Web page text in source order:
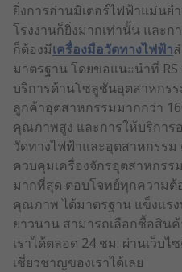
ยิ่งการอ่านมิเตอร์ไฟฟ้าแม่นย
โรงงานก็ยิ่งมากเท่านั้น และก
ก็ต้องมีเครื่องมือวัดทางไฟฟ้า
มาตรฐาน โดยขอแนะนำที่
บริการด้านโซลูชันอุตสาหกร
ลูกค้าอุตสาหกรรมมากกว่า
คุณภาพสูง และการให้บริการ
วัดทางไฟฟ้าและอุตสาหกรร
ควบคุมเครื่องจักรอุตสาหกร
มากที่สุด ตอบโจทย์ทุกความต้
คุณภาพ ได้มาตรฐาน แข็งแร
ยาวนาน สามารถเลือกซื้อสิน
เราได้ตลอด 24 ชม. ผ่านเว็บ
เชี่ยวชาญของเราได้เลย